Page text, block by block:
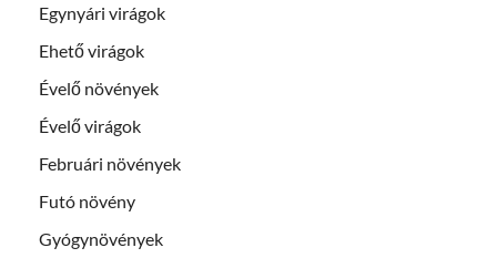
Egynyári virágok
Ehető virágok
Évelő növények
Évelő virágok
Februári növények
Futó növény
Gyógynövények